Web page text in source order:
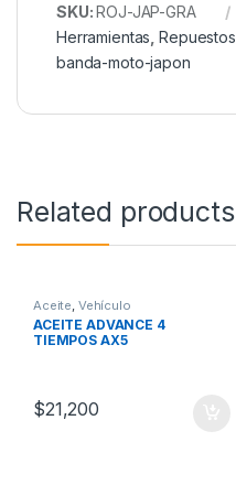
SKU:ROJ-JAP-GRA
Herramientas ,Repuestos
banda-moto-japon
Related products
Aceite Vehículo
ACEITE ADVANCE 4
TIEMPOS AX5
$21,200